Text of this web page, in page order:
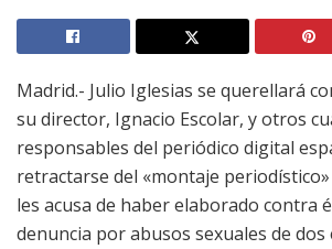
Madrid.- Julio Iglesias se querellará
su director, Ignacio Escolar, y otros
responsables del periódico digital
retractarse del «montaje
les acusa de haber elaborado contra
denuncia por abusos sexuales de dos